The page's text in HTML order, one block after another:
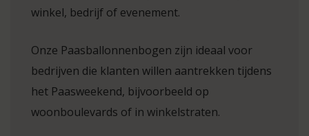
winkel, bedrijf of evenement.
Onze Paasballonnenbogen zijn ideaal voor
bedrijven die klanten willen aantrekken tijdens
het Paasweekend, bijvoorbeeld op
woonboulevards of in winkelstraten.